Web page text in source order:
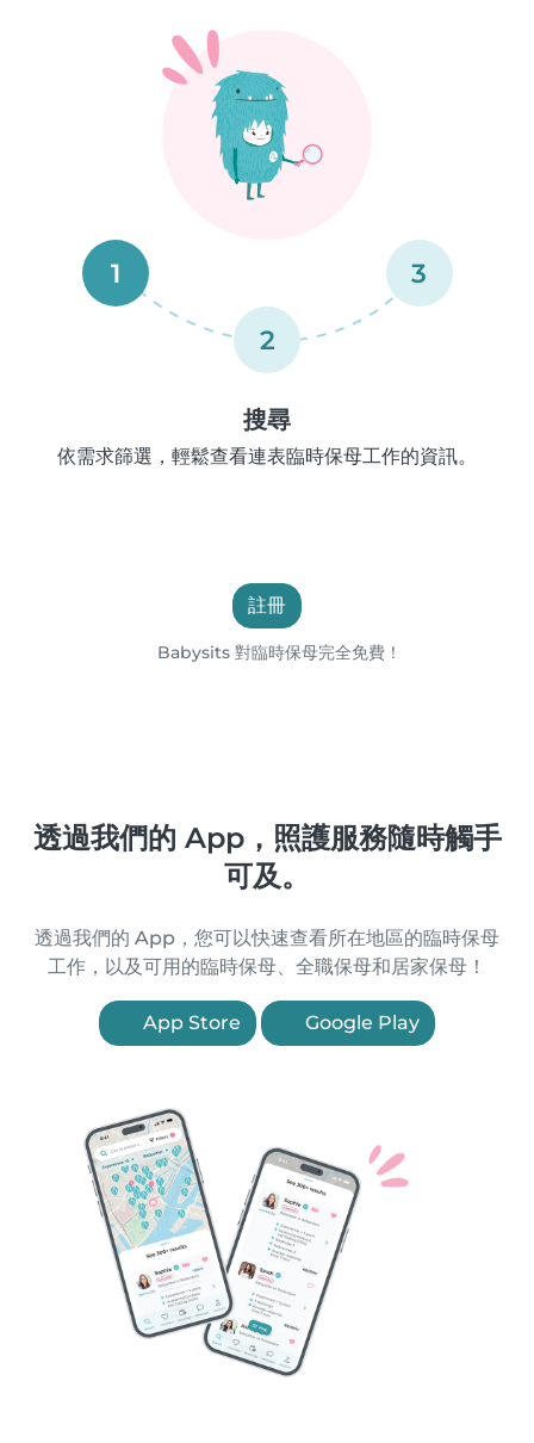
1
2
3
搜尋
依需求篩選，輕鬆查看連表臨時保母工作的資訊。
註冊
Babysits 對臨時保母完全免費！
透過我們的 App，照護服務隨時觸手
可及。
透過我們的 App，您可以快速查看所在地區的臨時保母
工作，以及可用的臨時保母、全職保母和居家保母！
App Store Google Play